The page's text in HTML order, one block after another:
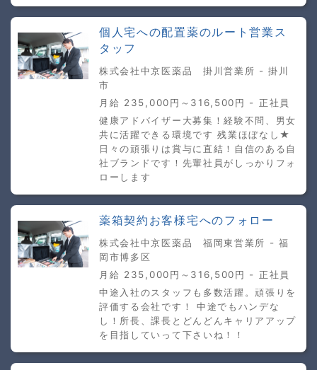
個人宅への配置薬のルート営業ス
タッフ
株式会社中京医薬品 掛川営業所 - 掛川
市
月給 235,000円～316,500円 - 正社員
健康アドバイザー大募集！経験不問、男女
共に活躍できる環境です 残業ほぼなし★
日々の頑張りは賞与に直結！自信のある自
社ブランドです！先輩社員がしっかりフォ
ローします
薬箱契約お客様宅へのフォロー
株式会社中京医薬品 福岡東営業所 - 福
岡市博多区
月給 235,000円～316,500円 - 正社員
中途入社のスタッフも多数活躍。頑張りを
評価する会社です！ 中途でもハンデな
し！所長、課長とどんどんキャリアアップ
を目指していって下さいね！！